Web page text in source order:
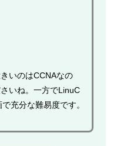
いのはCCNAなの
いね。一方でLinuC
充分な難易度です。